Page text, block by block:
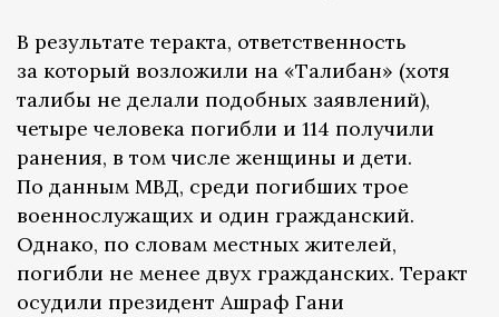
В результате теракта, ответственность
за который возложили на «Талибан» (хотя
талибы не делали подобных заявлений),
четыре человека погибли и 114 получили
ранения, в том числе женщины и дети.
По данным МВД, среди погибших трое
военнослужащих и один гражданский.
Однако, по словам местных жителей,
погибли не менее двух гражданских. Теракт
осудили президент Ашраф Гани